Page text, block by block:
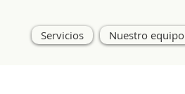
Servicios Nuestro equipo